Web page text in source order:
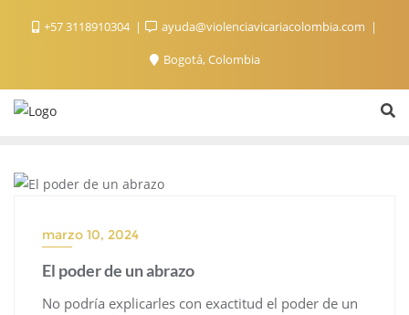
+57 3118910304
ayuda@violenciavicariacolombia.com
Bogotá, Colombia
marzo 10, 2024
El poder de un abrazo
No podría explicarles con exactitud el poder de un